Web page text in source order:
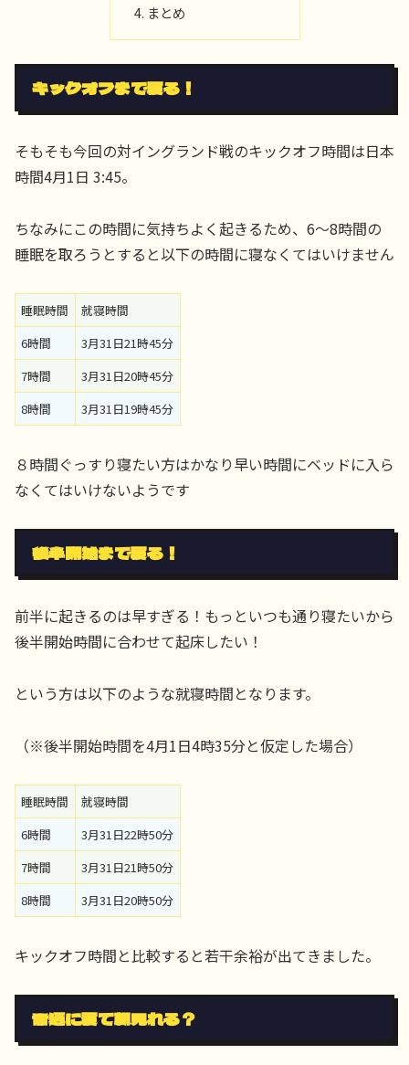
まとめ
キックオフまで寝る！
そもそも今回の対イングランド戦のキックオフ時間は日本
時間4月1日 3:45。
ちなみにこの時間に気持ちよく起きるため、6～8時間の
睡眠を取ろうとすると以下の時間に寝なくてはいけません
睡眠時間
就寝時間
6時間
3月31日21時45分
7時間
3月31日20時45分
8時間
3月31日19時45分
８時間ぐっすり寝たい方はかなり早い時間にベッドに入ら
なくてはいけないようです
後半開始まで寝る！
前半に起きるのは早すぎる！もっといつも通り寝たいから
後半開始時間に合わせて起床したい！
という方は以下のような就寝時間となります。
（※後半開始時間を4月1日4時35分と仮定した場合）
睡眠時間
就寝時間
6時間
3月31日22時50分
7時間
3月31日21時50分
8時間
3月31日20時50分
キックオフ時間と比較すると若干余裕が出てきました。
普通に寝て朝見れる？